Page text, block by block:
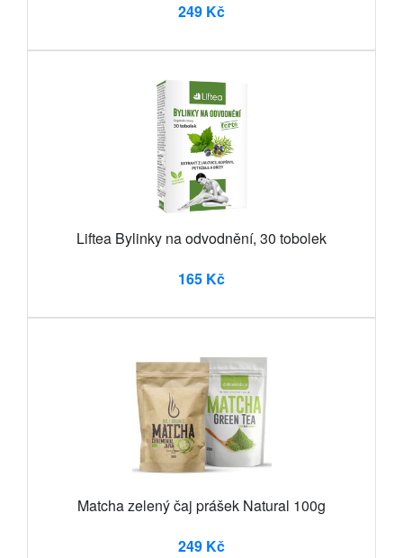
249 Kč
Liftea Bylinky na odvodnění, 30 tobolek
165 Kč
Matcha zelený čaj prášek Natural 100g
249 Kč